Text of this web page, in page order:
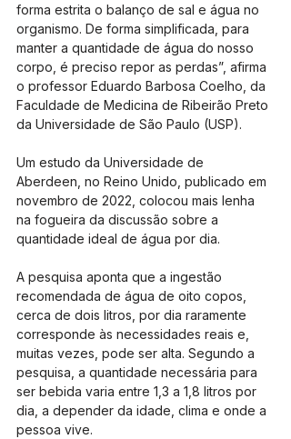
forma estrita o balanço de sal e água no
organismo. De forma simplificada, para
manter a quantidade de água do nosso
corpo, é preciso repor as perdas”, afirma
o professor Eduardo Barbosa Coelho, da
Faculdade de Medicina de Ribeirão Preto
da Universidade de São Paulo (USP).
Um estudo da Universidade de
Aberdeen, no Reino Unido, publicado em
novembro de 2022, colocou mais lenha
na fogueira da discussão sobre a
quantidade ideal de água por dia.
A pesquisa aponta que a ingestão
recomendada de água de oito copos,
cerca de dois litros, por dia raramente
corresponde às necessidades reais e,
muitas vezes, pode ser alta. Segundo a
pesquisa, a quantidade necessária para
ser bebida varia entre 1,3 a 1,8 litros por
dia, a depender da idade, clima e onde a
pessoa vive.